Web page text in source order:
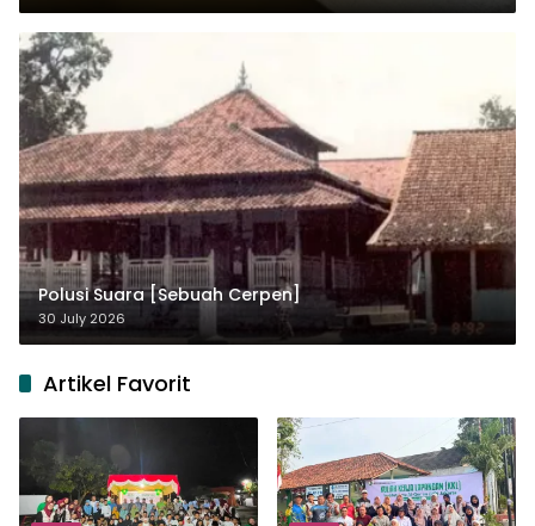
Polusi Suara [Sebuah Cerpen]
30 July 2026
Artikel Favorit